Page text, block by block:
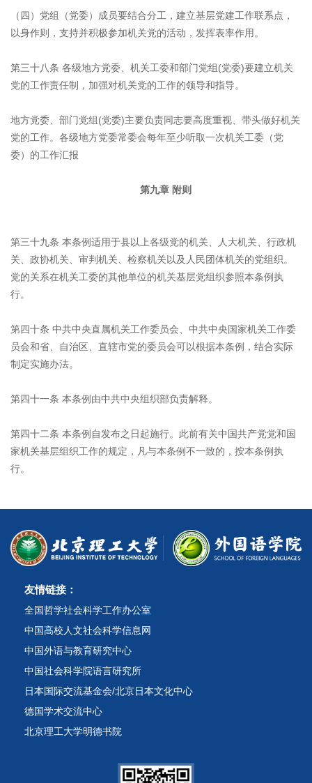
（四）党组（党委）成员要结合分工，建立基层党建工作联系点，
以身作则，支持并积极参加机关党的活动，发挥表率作用。
第三十八条 各级地方党委、机关工委和部门党组(党委)要建立机关
党的工作责任制，加强对机关党的工作的领导和指导。
地方党委、部门党组(党委)主要负责同志要高度重视、带头做好机关
党的工作。各级地方党委常委会每年至少听取一次机关工委（党
委）的工作汇报
第九章 附则
第三十九条 本条例适用于县以上各级党的机关、人大机关、行政机
关、政协机关、审判机关、检察机关以及人民团体机关的党组织。
党的关系在机关工委的其他单位的机关基层党组织参照本条例执
行。
第四十条 中共中央直属机关工作委员会、中共中央国家机关工作委
员会和省、自治区、直辖市党的委员会可以根据本条例，结合实际
制定实施办法。
第四十一条 本条例由中共中央组织部负责解释。
第四十二条 本条例自发布之日起施行。此前有关中国共产党党和国
家机关基层组织工作的规定，凡与本条例不一致的，按本条例执
行。
友情链接：
全国哲学社会科学工作办公室
中国高校人文社会科学信息网
中国外语与教育研究中心
中国社会科学院语言研究所
日本国际交流基金会/北京日本文化中心
德国学术交流中心
北京理工大学明德书院